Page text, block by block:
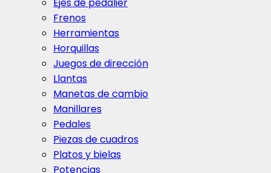
Frenos
Herramientas
Horquillas
Juegos de dirección
Llantas
Manetas de cambio
Manillares
Pedales
Piezas de cuadros
Platos y bielas
Potencias